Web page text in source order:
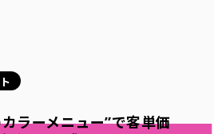
ラーメニュー”で客単価